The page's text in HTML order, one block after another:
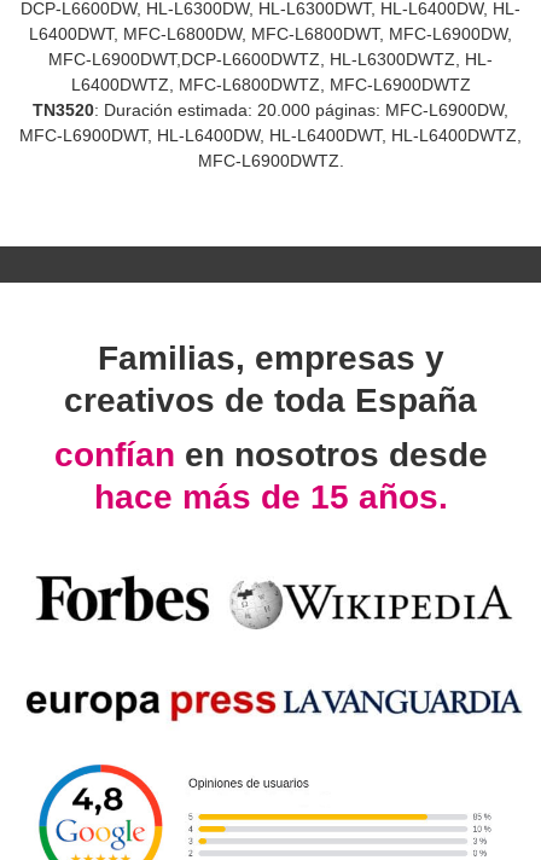
DCP-L6600DW, HL-L6300DW, HL-L6300DWT, HL-L6400DW, HL-
L6400DWT, MFC-L6800DW, MFC-L6800DWT, MFC-L6900DW,
MFC-L6900DWT,DCP-L6600DWTZ, HL-L6300DWTZ, HL-
L6400DWTZ, MFC-L6800DWTZ, MFC-L6900DWTZ
TN3520: Duración estimada: 20.000 páginas: MFC-L6900DW,
MFC-L6900DWT, HL-L6400DW, HL-L6400DWT, HL-L6400DWTZ,
MFC-L6900DWTZ.
Familias, empresas y
creativos de toda España
confían en nosotros desde
hace más de 15 años.